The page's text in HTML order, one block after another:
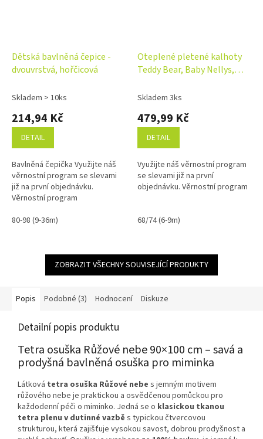
Dětská bavlněná čepice -
dvouvrstvá, hořčicová
Skladem > 10ks
214,94 Kč
DETAIL
Bavlněná čepička Využijte náš
věrnostní program se slevami
již na první objednávku.
Věrnostní program
80-98 (9-36m)
Oteplené pletené kalhoty
Teddy Bear, Baby Nellys,
Skladem 3ks
479,99 Kč
DETAIL
Využijte náš věrnostní program
se slevami již na první
objednávku. Věrnostní program
68/74 (6-9m)
ZOBRAZIT VŠECHNY SOUVISEJÍCÍ PRODUKTY
Popis Podobné (3) Hodnocení Diskuze
Detailní popis produktu
Tetra osuška Růžové nebe 90×100 cm – savá a
prodyšná bavlněná osuška pro miminka
Látková tetra osuška Růžové nebe s jemným motivem
růžového nebe je praktickou a osvědčenou pomůckou pro
každodenní péči o miminko. Jedná se o klasickou tkanou
tetra plenu v dutinné vazbě s typickou čtvercovou
strukturou, která zajišťuje vysokou savost, dobrou prodyšnost a